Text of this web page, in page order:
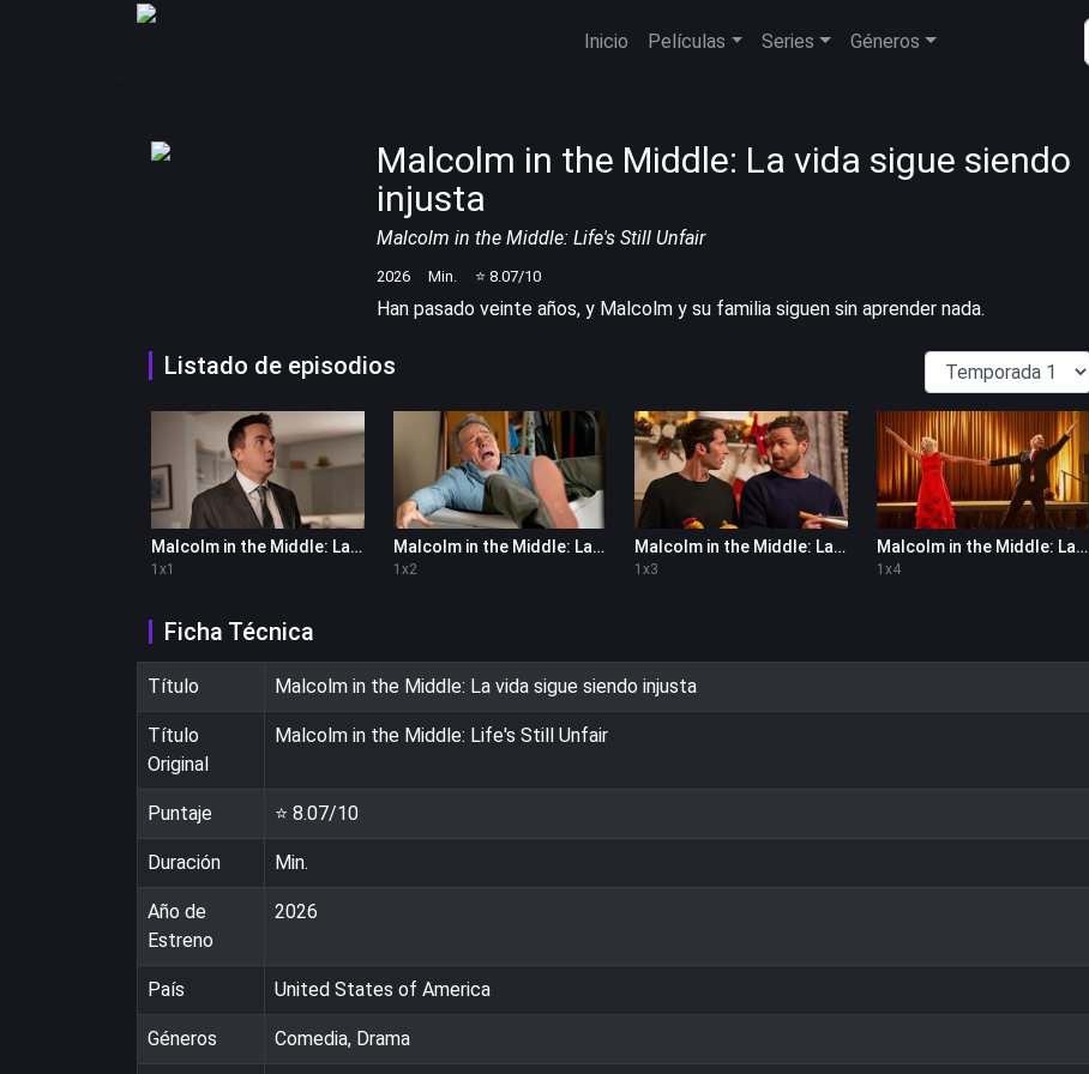
Inicio Películas Series Géneros
Malcolm in the Middle: La vida sigue siendo
injusta
Malcolm in the Middle: Life's Still Unfair
2026 Min. ⭐ 8.07/10
Han pasado veinte años, y Malcolm y su familia siguen sin aprender nada.
Listado de episodios
Malcolm in the Middle: La vida sigue siendo injusta 1x1
1 x1
Malcolm in the Middle: La vida sigue siendo injusta 1x2
1 x2
Malcolm in the Middle: La vida sigue siendo injusta 1x3
1 x3
Malcolm in the Middle: La vida sigue siendo injusta 1x4
1 x4
Ficha Técnica
Título Malcolm in the Middle: La vida sigue siendo injusta
Título
Original
Malcolm in the Middle: Life's Still Unfair
Puntaje ⭐ 8.07/10
Duración Min.
Año de
Estreno
2026
País United States of America
Géneros Comedia, Drama